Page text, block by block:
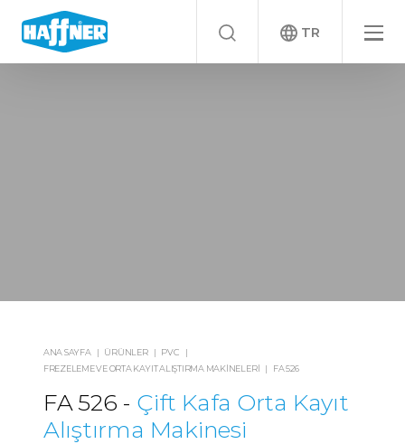
TR
ANA SAYFA ÜRÜNLER
PVC
FREZELEME VE ORTA KAYIT ALIŞTIRMA MAKINELERI
FA 526
FA 526
Çift Kafa Orta Kayıt
Alıştırma Makinesi